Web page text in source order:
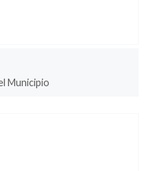
Municipio